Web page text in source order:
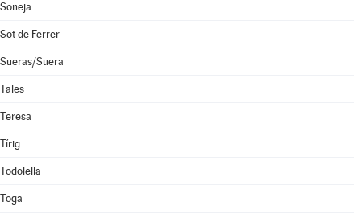
Soneja
Sot de Ferrer
Sueras/Suera
Tales
Teresa
Tírig
Todolella
Toga